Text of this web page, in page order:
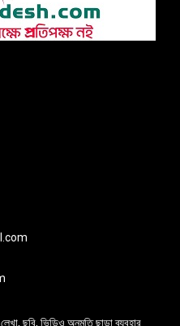
ছবি, ভিডিও অনুমতি ছাড়া ব্যবহার